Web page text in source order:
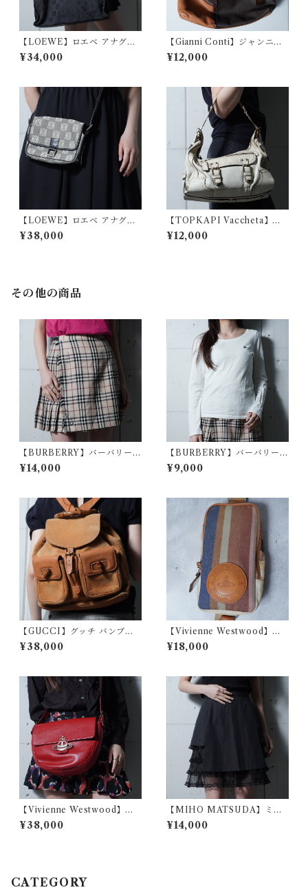
【LOEWE】ロエベ アナグラ
ムロゴ総柄レザーハンドルキ
ャンバストートバッグ black
¥34,000
【Gianni Conti】ジャンニコ
ンティ マルチカラーブロック
レザーショルダーバッグ
¥12,000
【LOEWE】ロエベ アナグラ
ムロゴ総柄レザー・キャンバ
スショルダーバッグ blackwhi
¥38,000
【TOPKAPI Vaccheta】レ
ザーショルダーバッグ ivory
¥12,000
その他の商品
【BURBERRY】バーバリー
ウール100％ノバチェックプリ
ーツラップスカート beige
¥14,000
【BURBERRY】バーバリー
ホースロゴ刺繍 ロングスリー
ブTシャツ white
¥9,000
【GUCCI】グッチ バンブー
スエードバックパック camel
¥38,000
【Vivienne Westwood】ヴ
ィヴィアンウエストウッド オ
ーブロゴパッチ マルチカラー
¥18,000
【Vivienne Westwood】ヴ
ィヴィアンウエストウッド オ
ーブロゴ オーブロゴシボ加工
¥38,000
【MIHO MATSUDA】ミホ
マツダ "Gothic Archive" テ
ィアードフリルスカート blac
¥14,000
CATEGORY